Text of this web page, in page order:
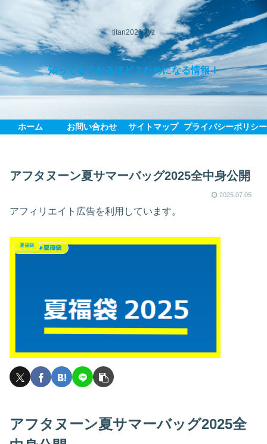
titan2021.xyz
知ってる？なるほど？ためになる情報！
ホーム お問い合わせ サイトマップ プライバシーポリシー
アフタヌーン夏サマーバッグ2025全中身公開
2025.07.05
アフィリエイト広告を利用しています。
夏福袋
アフタヌーン夏サマーバッグ2025全